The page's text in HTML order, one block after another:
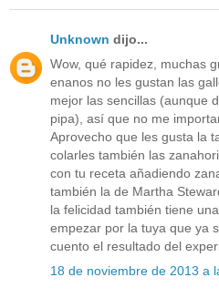
Unknown dijo...
Wow, qué rapidez, muchas
enanos no les gustan las
mejor las sencillas (aunque
pipa), así que no me
Aprovecho que les gusta la
colarles también las
con tu receta añadiendo
también la de Martha
la felicidad también tiene
empezar por la tuya que ya
cuento el resultado del
18 de noviembre de 2013 a